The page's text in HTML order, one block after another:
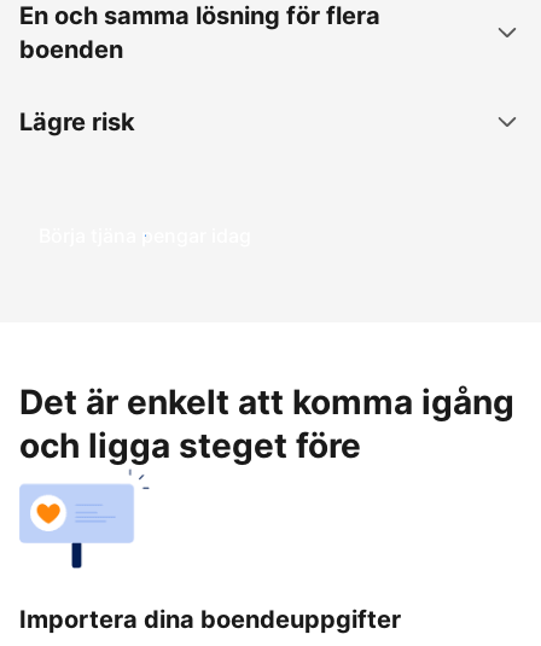
En och samma lösning för flera
boenden
Lägre risk
Börja tjäna pengar idag
Det är enkelt att komma igång
och ligga steget före
Importera dina boendeuppgifter